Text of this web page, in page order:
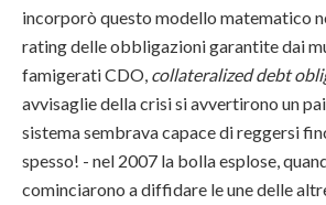
incorporò questo modello matematico
rating delle obbligazioni garantite dai
famigerati CDO, collateralized debt
avvisaglie della crisi si avvertirono un
sistema sembrava capace di reggersi
spesso! - nel 2007 la bolla esplose,
cominciarono a diffidare le une delle